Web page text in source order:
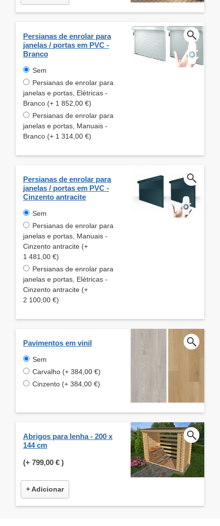
Persianas de enrolar para
janelas / portas em PVC -
Branco
Sem
Persianas de enrolar para
janelas e portas, Elétricas -
Branco (+ 1 852,00 €)
Persianas de enrolar para
janelas e portas, Manuais -
Branco (+ 1 314,00 €)
Persianas de enrolar para
janelas / portas em PVC -
Cinzento antracite
Sem
Persianas de enrolar para
janelas e portas, Manuais -
Cinzento antracite (+
1 481,00 €)
Persianas de enrolar para
janelas e portas, Elétricas -
Cinzento antracite (+
2 100,00 €)
Pavimentos em vinil
Sem
Carvalho (+ 384,00 €)
Cinzento (+ 384,00 €)
Abrigos para lenha - 200 x
144 cm
(+ 799,00 € )
+ Adicionar